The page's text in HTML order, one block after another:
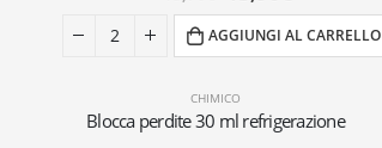
CHIMICO
Blocca perdite 30 ml refrigerazione
AGGIUNGI AL CARRELLO